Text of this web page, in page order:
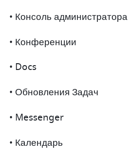
• Консоль администратора
• Конференции
• Docs
• Обновления Задач
• Messenger
• Календарь